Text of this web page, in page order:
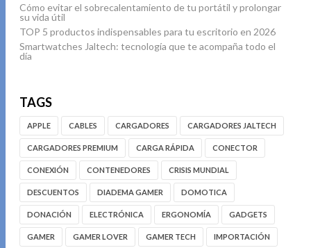
Cómo evitar el sobrecalentamiento de tu portátil y prolongar
su vida útil
TOP 5 productos indispensables para tu escritorio en 2026
Smartwatches Jaltech: tecnología que te acompaña todo el
día
TAGS
APPLE CABLES CARGADORES CARGADORES JALTECH
CARGADORES PREMIUM CARGA RÁPIDA CONECTOR
CONEXIÓN CONTENEDORES CRISIS MUNDIAL
DESCUENTOS DIADEMA GAMER DOMOTICA
DONACIÓN ELECTRÓNICA ERGONOMÍA GADGETS
GAMER GAMER LOVER GAMER TECH IMPORTACIÓN